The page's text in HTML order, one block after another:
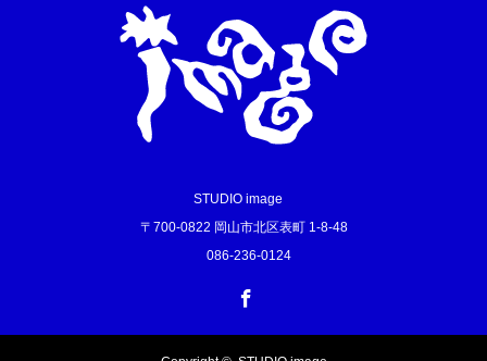
STUDIO image
〒700-0822 岡山市北区表町 1-8-48
086-236-0124